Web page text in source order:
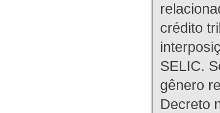
crédito
SELIC.
gênero
Decreto